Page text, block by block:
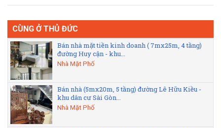
CÙNG Ở THỦ ĐỨC
Bán nhà mặt tiền kinh doanh ( 7mx25m, 4 tầng)
đường Huy cận - khu...
Nhà Mặt Phố
Bán nhà (5mx20m, 5 tầng) đường Lê Hữu Kiều -
khu dân cư Sài Gòn...
Nhà Mặt Phố